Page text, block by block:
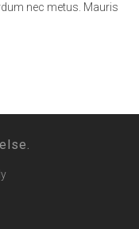
nec metus. Mauris